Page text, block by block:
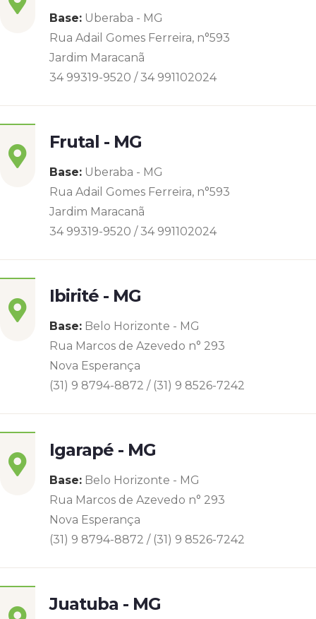
Base: Uberaba - MG
Rua Adail Gomes Ferreira, n°593
Jardim Maracanã
34 99319-9520 / 34 991102024
Frutal - MG
Base: Uberaba - MG
Rua Adail Gomes Ferreira, n°593
Jardim Maracanã
34 99319-9520 / 34 991102024
Ibirité - MG
Base: Belo Horizonte - MG
Rua Marcos de Azevedo n° 293
Nova Esperança
(31) 9 8794-8872 / (31) 9 8526-7242
Igarapé - MG
Base: Belo Horizonte - MG
Rua Marcos de Azevedo n° 293
Nova Esperança
(31) 9 8794-8872 / (31) 9 8526-7242
Juatuba - MG